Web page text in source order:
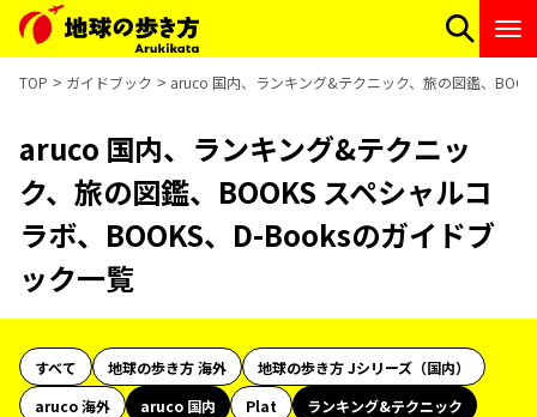
TOP ガイドブック aruco 国内、ランキング&テクニック、旅の図鑑、
aruco 国内、ランキング&テクニッ
ク、旅の図鑑、BOOKS スペシャルコ
ラボ、BOOKS、D-Booksのガイドブ
ック一覧
すべて 地球の歩き方 海外
地球の歩き方 Jシリーズ（国内）
aruco 海外
aruco 国内 Plat
ランキング&テクニック